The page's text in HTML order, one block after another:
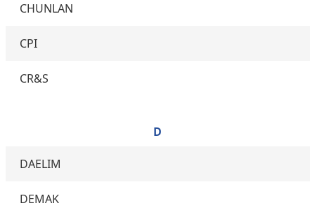
CHUNLAN
CPI
CR&S
D
DAELIM
DEMAK